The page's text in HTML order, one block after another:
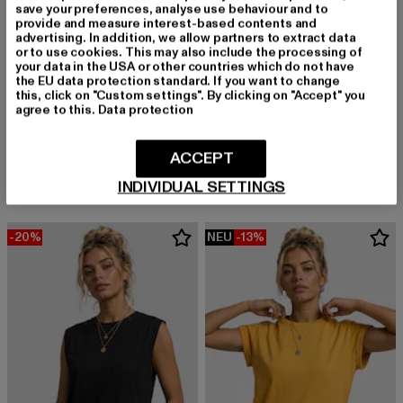
Ladies Metamorphose V2 x Heavy Oversized
Derzeitiger Preis: 20,00 EURAktionspreis: 49,99 EUR
URBAN CLASSICS
15,99 EUR
Derzeitiger Preis: 15,99 EUR
19,99 EUR
-20% NEU -13%
save your preferences, analyse use behaviour and to
provide and measure interest-based contents and
advertising. In addition, we allow partners to extract data
or to use cookies. This may also include the processing of
your data in the USA or other countries which do not have
the EU data protection standard. If you want to change
this, click on "Custom settings". By clicking on "Accept" you
agree to this. Data protection
INDIVIDUAL SETTINGS
ACCEPT